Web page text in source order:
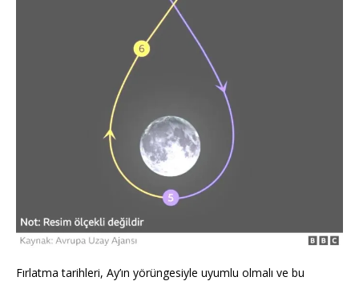
Fırlatma tarihleri, Ay’ın yörüngesiyle uyumlu olmalı ve bu